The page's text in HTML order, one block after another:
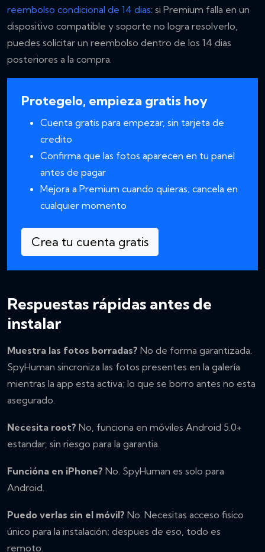
reembolso condicional de 14 dias: si Premium falla en un
dispositivo compatible y soporte no logra resolverlo,
puedes solícitar un reembolso dentro de los 14 dias
posteriores a la compra.
Protegelo, empieza gratis hoy
Cuenta gratis para empezar, sin tarjeta de
credito
Confirma que las fotos aparecen en tu panel
antes de pagar
Mejora a Premium cuando quieras; cancela en
cualquier momento
Crea tu cuenta gratis
Respuestas rápidas antes de
instalar
Muestra las fotos borradas? No de forma garantizada.
SpyHuman sincroniza las fotos presentes en la galería
mientras la app esta activa; lo que se borro antes no esta
asegurado.
Necesita root? No, funciona en móviles Android 5.0+
estandar, sin riesgo para la garantia.
Funcióna en iPhone? No. SpyHuman es solo para
Android.
Puedo verlas sin el móvil? No. Necesitas acceso fisico
único para la instalación; despues de eso, todo es
remoto.